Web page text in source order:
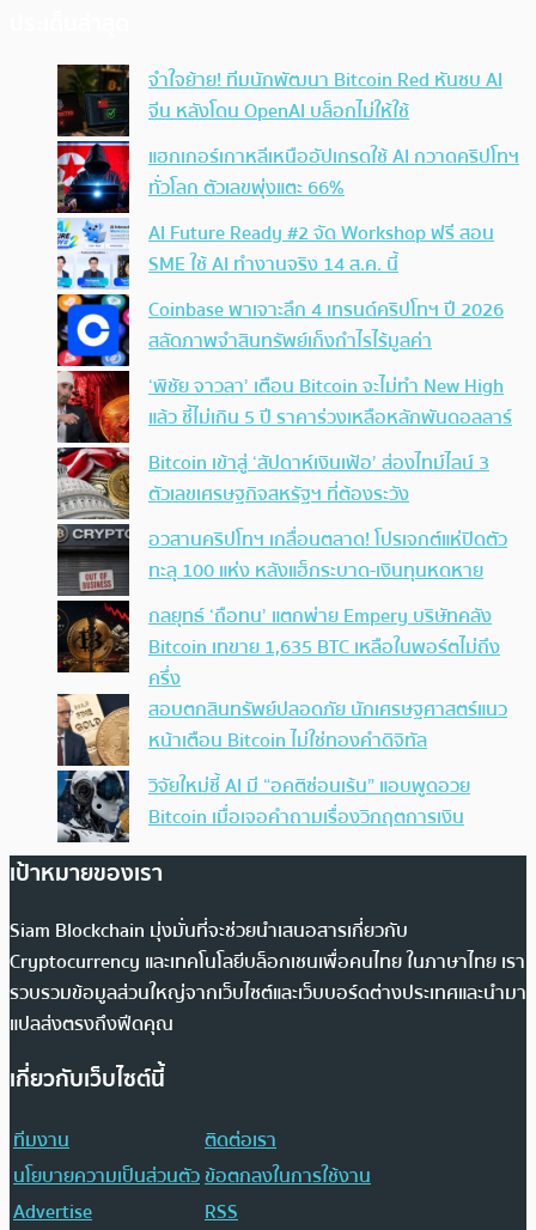
จำใจย้าย! ทีมนักพัฒนา Bitcoin Red หันซบ AI
จีน หลังโดน OpenAI บล็อกไม่ให้ใช้
แฮกเกอร์เกาหลีเหนืออัปเกรดใช้ AI กวาดคริปโทฯ
ทั่วโลก ตัวเลขพุ่งแตะ 66%
AI Future Ready #2 จัด Workshop ฟรี สอน
SME ใช้ AI ทำงานจริง 14 ส.ค. นี้
Coinbase พาเจาะลึก 4 เทรนด์คริปโทฯ ปี 2026
สลัดภาพจำสินทรัพย์เก็งกำไรไร้มูลค่า
‘พิชัย จาวลา’ เตือน Bitcoin จะไม่ทำ New High
แล้ว ชี้ไม่เกิน 5 ปี ราคาร่วงเหลือหลักพันดอลลาร์
Bitcoin เข้าสู่ ‘สัปดาห์เงินเฟ้อ’ ส่องไทม์ไลน์ 3
ตัวเลขเศรษฐกิจสหรัฐฯ ที่ต้องระวัง
อวสานคริปโทฯ เกลื่อนตลาด! โปรเจกต์แห่ปิดตัว
ทะลุ 100 แห่ง หลังแฮ็กระบาด-เงินทุนหดหาย
กลยุทธ์ ‘ถือทน’ แตกพ่าย Empery บริษัทคลัง
Bitcoin เทขาย 1,635 BTC เหลือในพอร์ตไม่ถึง
ครึ่ง
สอบตกสินทรัพย์ปลอดภัย นักเศรษฐศาสตร์แนว
หน้าเตือน Bitcoin ไม่ใช่ทองคำดิจิทัล
วิจัยใหม่ชี้ AI มี “อคติซ่อนเร้น” แอบพูดอวย
Bitcoin เมื่อเจอคำถามเรื่องวิกฤตการเงิน
เป้าหมายของเรา
Siam Blockchain มุ่งมั่นที่จะช่วยนำเสนอสารเกี่ยวกับ
Cryptocurrency และเทคโนโลยีบล็อกเชนเพื่อคนไทย ในภาษาไทย เรา
รวบรวมข้อมูลส่วนใหญ่จากเว็บไซต์และเว็บบอร์ดต่างประเทศและนำมา
แปลส่งตรงถึงฟีดคุณ
เกี่ยวกับเว็บไซต์นี้
ทีมงาน
ติดต่อเรา
นโยบายความเป็นส่วนตัวข้อตกลงในการใช้งาน
Advertise
RSS